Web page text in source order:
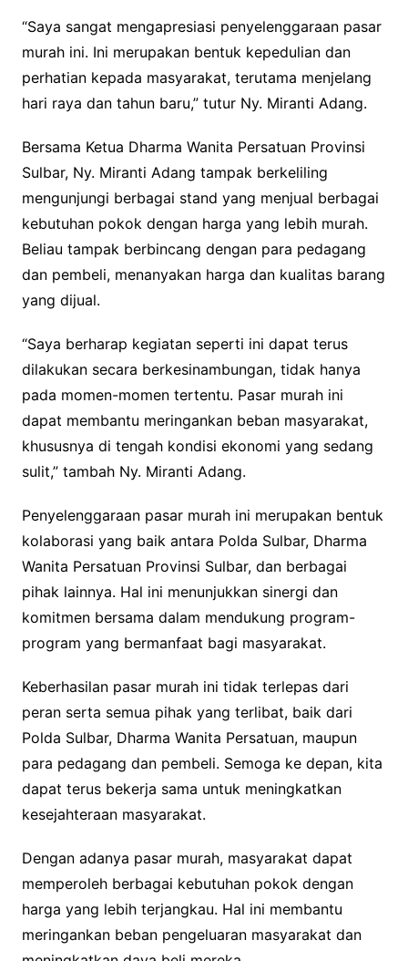
“Saya sangat mengapresiasi penyelenggaraan pasar
murah ini. Ini merupakan bentuk kepedulian dan
perhatian kepada masyarakat, terutama menjelang
hari raya dan tahun baru,” tutur Ny. Miranti Adang.
Bersama Ketua Dharma Wanita Persatuan Provinsi
Sulbar, Ny. Miranti Adang tampak berkeliling
mengunjungi berbagai stand yang menjual berbagai
kebutuhan pokok dengan harga yang lebih murah.
Beliau tampak berbincang dengan para pedagang
dan pembeli, menanyakan harga dan kualitas barang
yang dijual.
“Saya berharap kegiatan seperti ini dapat terus
dilakukan secara berkesinambungan, tidak hanya
pada momen-momen tertentu. Pasar murah ini
dapat membantu meringankan beban masyarakat,
khususnya di tengah kondisi ekonomi yang sedang
sulit,” tambah Ny. Miranti Adang.
Penyelenggaraan pasar murah ini merupakan bentuk
kolaborasi yang baik antara Polda Sulbar, Dharma
Wanita Persatuan Provinsi Sulbar, dan berbagai
pihak lainnya. Hal ini menunjukkan sinergi dan
komitmen bersama dalam mendukung program-
program yang bermanfaat bagi masyarakat.
Keberhasilan pasar murah ini tidak terlepas dari
peran serta semua pihak yang terlibat, baik dari
Polda Sulbar, Dharma Wanita Persatuan, maupun
para pedagang dan pembeli. Semoga ke depan, kita
dapat terus bekerja sama untuk meningkatkan
kesejahteraan masyarakat.
Dengan adanya pasar murah, masyarakat dapat
memperoleh berbagai kebutuhan pokok dengan
harga yang lebih terjangkau. Hal ini membantu
meringankan beban pengeluaran masyarakat dan